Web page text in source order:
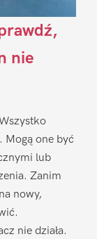
nie
Mogą one być
lub
Zanim
nowy,
nie działa.